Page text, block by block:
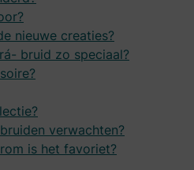
nieuwe creaties?
bruid zo speciaal?
verwachten?
is het favoriet?